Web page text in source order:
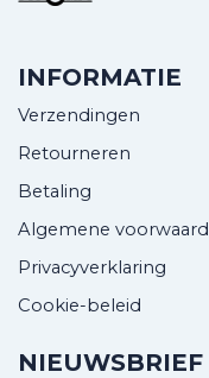
INFORMATIE
Verzendingen
Retourneren
Betaling
Algemene
Privacyverklaring
Cookie-beleid
NIEUWSBRIEF